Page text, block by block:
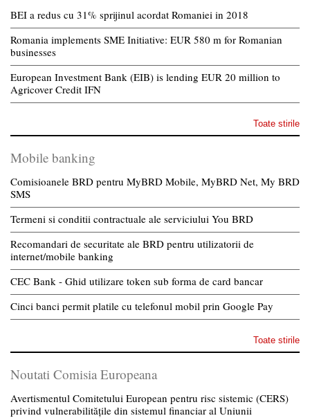
BEI a redus cu 31% sprijinul acordat Romaniei in 2018
Romania implements SME Initiative: EUR 580 m for Romanian
businesses
European Investment Bank (EIB) is lending EUR 20 million to
Agricover Credit IFN
Toate stirile
Mobile banking
Comisioanele BRD pentru MyBRD Mobile, MyBRD Net, My BRD
SMS
Termeni si conditii contractuale ale serviciului You BRD
Recomandari de securitate ale BRD pentru utilizatorii de
internet/mobile banking
CEC Bank - Ghid utilizare token sub forma de card bancar
Cinci banci permit platile cu telefonul mobil prin Google Pay
Toate stirile
Noutati Comisia Europeana
Avertismentul Comitetului European pentru risc sistemic (CERS)
privind vulnerabilitățile din sistemul financiar al Uniunii